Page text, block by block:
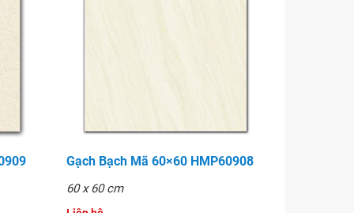
Gạch Bạch Mã 60×60 HMP60908
60 x 60 cm